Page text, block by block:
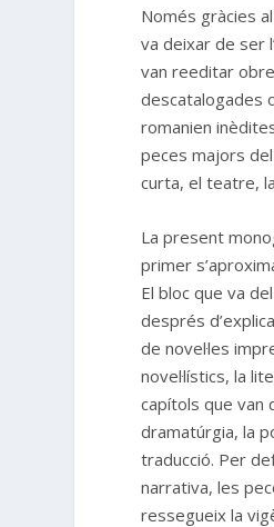
Només gràcies
va deixar de ser
van reeditar
descatalogades
romanien
peces majors
curta, el teatre,
La present
primer
El bloc que va
després
de novel·les
novel·lístics, la
capítols que van
dramatúrgia, la
traducció. Per
narrativa, les
ressegueix la